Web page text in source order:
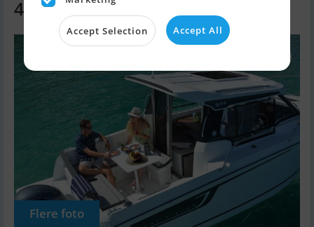
472.000 DKK
Flere foto
Accept Selection Accept All